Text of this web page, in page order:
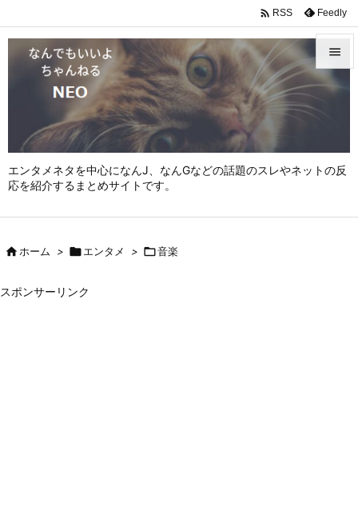
エンタメネタを中心になんJ、なんGなどの話題のスレやネットの反
応を紹介するまとめサイトです。



 RSS Feedly
ホーム > エンタメ > 音楽
スポンサーリンク